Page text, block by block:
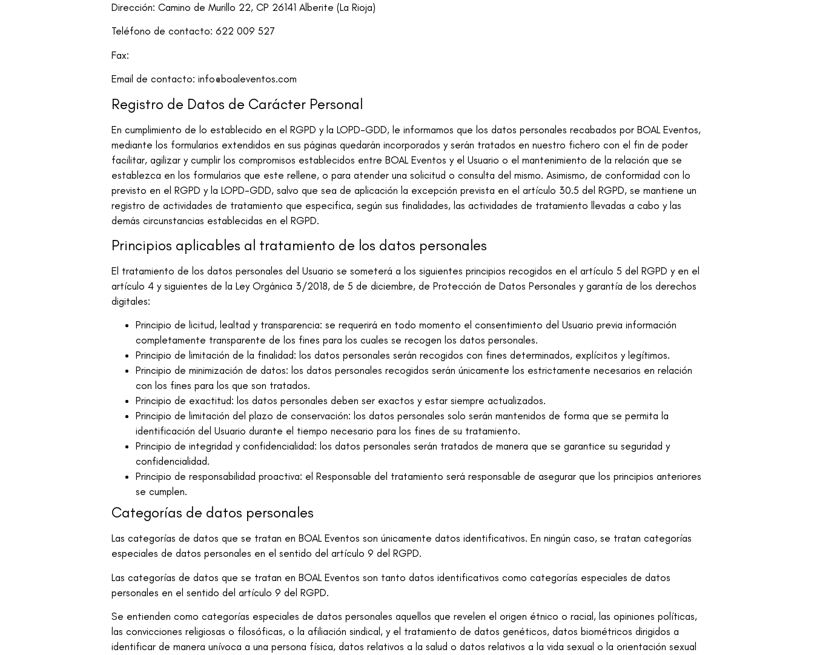
Dirección: Camino de Murillo 22, CP 26141 Alberite (La Rioja)
Teléfono de contacto: 622 009 527
Fax:
Email de contacto: info@boaleventos.com
Registro de Datos de Carácter Personal
En cumplimiento de lo establecido en el RGPD y la LOPD-GDD, le informamos que los datos personales recabados por BOAL Eventos,
mediante los formularios extendidos en sus páginas quedarán incorporados y serán tratados en nuestro fichero con el fin de poder
facilitar, agilizar y cumplir los compromisos establecidos entre BOAL Eventos y el Usuario o el mantenimiento de la relación que se
establezca en los formularios que este rellene, o para atender una solicitud o consulta del mismo. Asimismo, de conformidad con lo
previsto en el RGPD y la LOPD-GDD, salvo que sea de aplicación la excepción prevista en el artículo 30.5 del RGPD, se mantiene un
registro de actividades de tratamiento que especifica, según sus finalidades, las actividades de tratamiento llevadas a cabo y las
demás circunstancias establecidas en el RGPD.
Principios aplicables al tratamiento de los datos personales
El tratamiento de los datos personales del Usuario se someterá a los siguientes principios recogidos en el artículo 5 del RGPD y en el
artículo 4 y siguientes de la Ley Orgánica 3/2018, de 5 de diciembre, de Protección de Datos Personales y garantía de los derechos
digitales:
Principio de licitud, lealtad y transparencia: se requerirá en todo momento el consentimiento del Usuario previa información
completamente transparente de los fines para los cuales se recogen los datos personales.
Principio de limitación de la finalidad: los datos personales serán recogidos con fines determinados, explícitos y legítimos.
Principio de minimización de datos: los datos personales recogidos serán únicamente los estrictamente necesarios en relación
con los fines para los que son tratados.
Principio de exactitud: los datos personales deben ser exactos y estar siempre actualizados.
Principio de limitación del plazo de conservación: los datos personales solo serán mantenidos de forma que se permita la
identificación del Usuario durante el tiempo necesario para los fines de su tratamiento.
Principio de integridad y confidencialidad: los datos personales serán tratados de manera que se garantice su seguridad y
confidencialidad.
Principio de responsabilidad proactiva: el Responsable del tratamiento será responsable de asegurar que los principios anteriores
se cumplen.
Categorías de datos personales
Las categorías de datos que se tratan en BOAL Eventos son únicamente datos identificativos. En ningún caso, se tratan categorías
especiales de datos personales en el sentido del artículo 9 del RGPD.
Las categorías de datos que se tratan en BOAL Eventos son tanto datos identificativos como categorías especiales de datos
personales en el sentido del artículo 9 del RGPD.
Se entienden como categorías especiales de datos personales aquellos que revelen el origen étnico o racial, las opiniones políticas,
las convicciones religiosas o filosóficas, o la afiliación sindical, y el tratamiento de datos genéticos, datos biométricos dirigidos a
identificar de manera unívoca a una persona física, datos relativos a la salud o datos relativos a la vida sexual o la orientación sexual